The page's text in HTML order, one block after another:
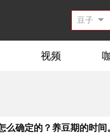
视频
么确定的？养豆期的时间